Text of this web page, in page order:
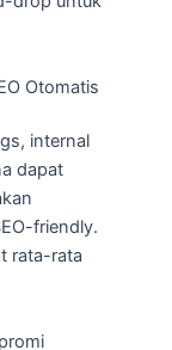
Otomatis
internal
dapat
friendly.
rata-rata